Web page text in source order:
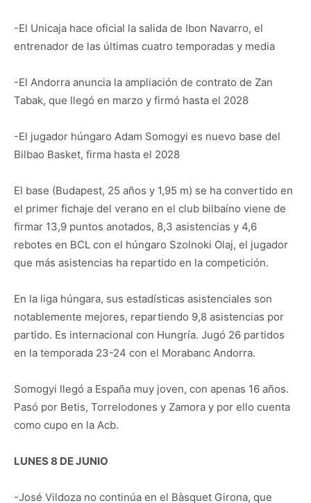
-El Unicaja hace oficial la salida de Ibon Navarro, el
entrenador de las últimas cuatro temporadas y media
-El Andorra anuncia la ampliación de contrato de Zan
Tabak, que llegó en marzo y firmó hasta el 2028
-El jugador húngaro Adam Somogyi es nuevo base del
Bilbao Basket, firma hasta el 2028
El base (Budapest, 25 años y 1,95 m) se ha convertido en
el primer fichaje del verano en el club bilbaíno viene de
firmar 13,9 puntos anotados, 8,3 asistencias y 4,6
rebotes en BCL con el húngaro Szolnoki Olaj, el jugador
que más asistencias ha repartido en la competición.
En la liga húngara, sus estadísticas asistenciales son
notablemente mejores, repartiendo 9,8 asistencias por
partido. Es internacional con Hungría. Jugó 26 partidos
en la temporada 23-24 con el Morabanc Andorra.
Somogyi llegó a España muy joven, con apenas 16 años.
Pasó por Betis, Torrelodones y Zamora y por ello cuenta
como cupo en la Acb.
LUNES 8 DE JUNIO
-José Vildoza no continúa en el Bàsquet Girona, que